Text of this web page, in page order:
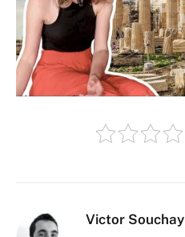
Victor Souchay